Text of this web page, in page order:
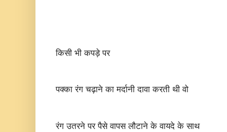
किसी भी कपड़े पर
पक्का रंग चढ़ाने का मर्दानी दावा करती थी वो
रंग उतरने पर पैसे वापस लौटाने के वायदे के साथ